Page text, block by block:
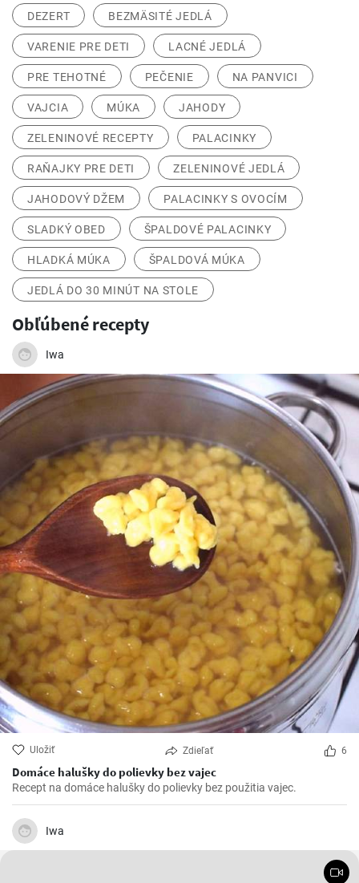
DEZERT BEZMÄSITÉ JEDLÁ
VARENIE PRE DETI LACNÉ JEDLÁ
PRE TEHOTNÉ PEČENIE NA PANVICI
VAJCIA MÚKA JAHODY
ZELENINOVÉ RECEPTY PALACINKY
RAŇAJKY PRE DETI ZELENINOVÉ JEDLÁ
JAHODOVÝ DŽEM PALACINKY S OVOCÍM
SLADKÝ OBED ŠPALDOVÉ PALACINKY
HLADKÁ MÚKA ŠPALDOVÁ MÚKA
JEDLÁ DO 30 MINÚT NA STOLE
Obľúbené recepty
Iwa
Uložiť Zdieľať 6
Domáce halušky do polievky bez vajec
Recept na domáce halušky do polievky bez použitia vajec.
Iwa